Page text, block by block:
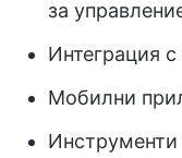
за
Интеграция
Мобилни
Инструменти